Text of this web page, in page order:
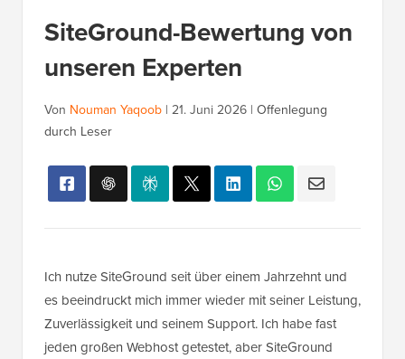
SiteGround-Bewertung von
unseren Experten
Von Nouman Yaqoob | 21. Juni 2026 | Offenlegung
durch Leser
Ich nutze SiteGround seit über einem Jahrzehnt und
es beeindruckt mich immer wieder mit seiner Leistung,
Zuverlässigkeit und seinem Support. Ich habe fast
jeden großen Webhost getestet, aber SiteGround